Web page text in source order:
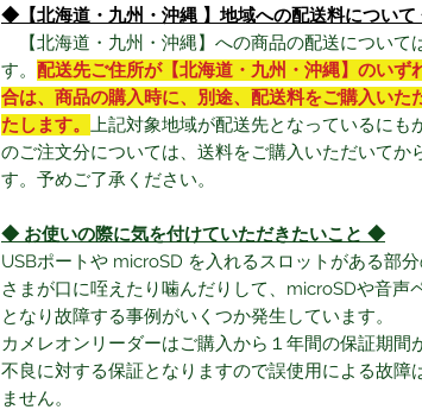
◆【北海道・九州・沖縄 】地域への配送料につい
【北海道・九州・沖縄】への商品の配送について
す。 配送先ご住所が【北海道・九州・沖縄】のいず
合は、商品の購入時に、別途、配送料をご購入いた
たします。
上記対象地域が配送先となっているにも
のご注文分については、送料をご購入いただいてか
す。予めご了承ください。
◆ お使いの際に気を付けていただきたいこと ◆
USBポートや microSD を入れるスロットがある部
さまが口に咥えたり噛んだりして、microSDや音声
となり故障する事例がいくつか発生しています。
カメレオンリーダーはご購入から１年間の保証期間
不良に対する保証となりますので誤使用による故障
ません。